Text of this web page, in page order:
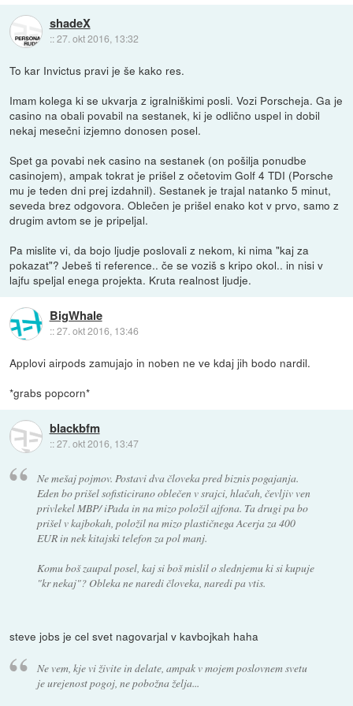
shadeX
::27. okt 2016, 13:32
To kar Invictus pravi je še kako res.
Imam kolega ki se ukvarja z igralniškimi posli. Vozi Porscheja. Ga je
casino na obali povabil na sestanek, ki je odlično uspel in dobil
nekaj mesečni izjemno donosen posel.
Spet ga povabi nek casino na sestanek (on pošilja ponudbe
casinojem), ampak tokrat je prišel z očetovim Golf 4 TDI (Porsche
mu je teden dni prej izdahnil). Sestanek je trajal natanko 5 minut,
seveda brez odgovora. Oblečen je prišel enako kot v prvo, samo z
drugim avtom se je pripeljal.
Pa mislite vi, da bojo ljudje poslovali z nekom, ki nima "kaj za
pokazat"? Jebeš ti reference.. če se voziš s kripo okol.. in nisi v
lajfu speljal enega projekta. Kruta realnost ljudje.
BigWhale
::27. okt 2016, 13:46
Applovi airpods zamujajo in noben ne ve kdaj jih bodo nardil.
*grabs popcorn*
blackbfm
::27. okt 2016, 13:47
Ne mešaj pojmov. Postavi dva človeka pred biznis pogajanja.
Eden bo prišel sofisticirano oblečen v srajci, hlačah, čevljiv ven
privlekel MBP/ iPada in na mizo položil ajfona. Ta drugi pa bo
prišel v kajbokah, položil na mizo plastičnega Acerja za 400
EUR in nek kitajski telefon za pol manj.
Komu boš zaupal posel, kaj si boš mislil o slednjemu ki si kupuje
"kr nekaj"? Obleka ne naredi človeka, naredi pa vtis.
steve jobs je cel svet nagovarjal v kavbojkah haha
Ne vem, kje vi živite in delate, ampak v mojem poslovnem svetu
je urejenost pogoj, ne pobožna želja...